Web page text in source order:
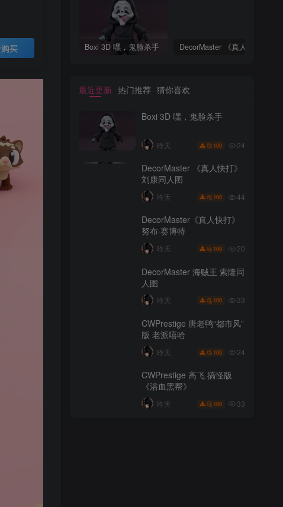
买 Boxi 3D 嘿，鬼脸杀手
最近更新 热门推荐 猜你喜欢
Boxi 3D 嘿，鬼脸杀手
昨天 100 24
DecorMaster 《真人快打》
刘康同人图
昨天 100 44
DecorMaster《真人快打》
努布·赛博特
昨天 100 20
DecorMaster 海贼王 索隆同
人图
昨天 100 33
CWPrestige 唐老鸭“都市风”
版 老派嘻哈
昨天 100 24
CWPrestige 高飞 搞怪版
《浴血黑帮》
昨天 100 33
Boxi 3D 嘿，鬼脸杀手
热门推荐 猜你喜欢
昨天
刘康同人图
昨天
努布·赛博特
昨天
人图
昨天